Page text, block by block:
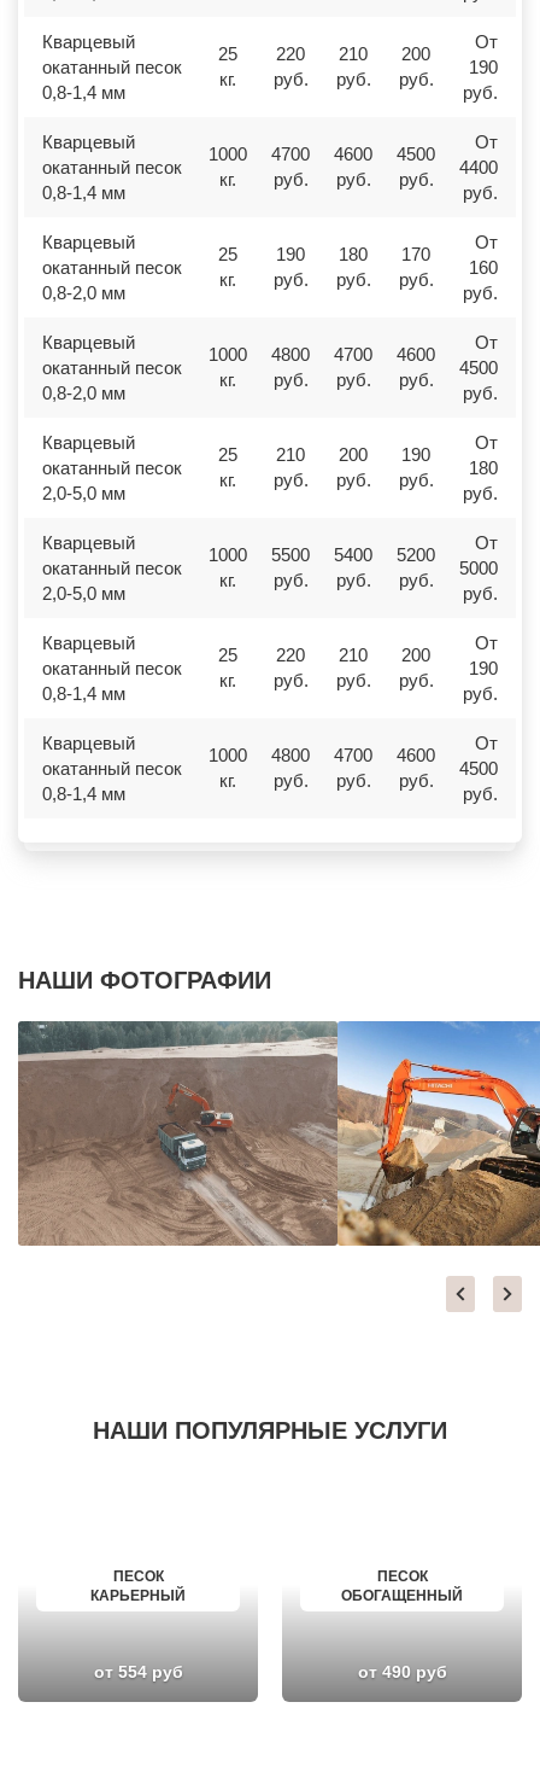
Кварцевый
окатанный песок
0,8-1,4 мм
25
кг.
220
руб.
210
руб.
200
руб.
От
190
руб.
Кварцевый
окатанный песок
0,8-1,4 мм
1000
кг.
4700
руб.
4600
руб.
4500
руб.
От
4400
руб.
Кварцевый
окатанный песок
0,8-2,0 мм
25
кг.
190
руб.
180
руб.
170
руб.
От
160
руб.
Кварцевый
окатанный песок
0,8-2,0 мм
1000
кг.
4800
руб.
4700
руб.
4600
руб.
От
4500
руб.
Кварцевый
окатанный песок
2,0-5,0 мм
25
кг.
210
руб.
200
руб.
190
руб.
От
180
руб.
Кварцевый
окатанный песок
2,0-5,0 мм
1000
кг.
5500
руб.
5400
руб.
5200
руб.
От
5000
руб.
Кварцевый
окатанный песок
0,8-1,4 мм
25
кг.
220
руб.
210
руб.
200
руб.
От
190
руб.
Кварцевый
окатанный песок
0,8-1,4 мм
1000
кг.
4800
руб.
4700
руб.
4600
руб.
От
4500
руб.
НАШИ ФОТОГРАФИИ
НАШИ ПОПУЛЯРНЫЕ УСЛУГИ
ПЕСОК
КАРЬЕРНЫЙ
от 554 руб
ПЕСОК
ОБОГАЩЕННЫЙ
от 490 руб